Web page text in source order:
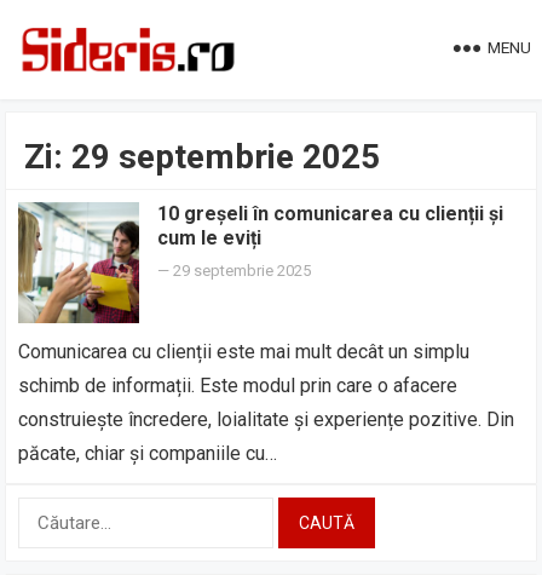
MENU
Zi: 29 septembrie 2025
10 greșeli în comunicarea cu clienții și
cum le eviți
—29 septembrie 2025
Comunicarea cu clienții este mai mult decât un simplu
schimb de informații. Este modul prin care o afacere
construiește încredere, loialitate și experiențe pozitive. Din
păcate, chiar și companiile cu…
Caută